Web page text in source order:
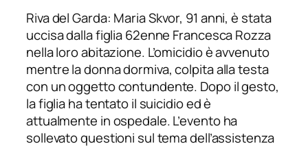
Riva del Garda: Maria Skvor, 91 anni, è stata
uccisa dalla figlia 62enne Francesca Rozza
nella loro abitazione. L’omicidio è avvenuto
mentre la donna dormiva, colpita alla testa
con un oggetto contundente. Dopo il gesto,
la figlia ha tentato il suicidio ed è
attualmente in ospedale. L’evento ha
sollevato questioni sul tema dell’assistenza